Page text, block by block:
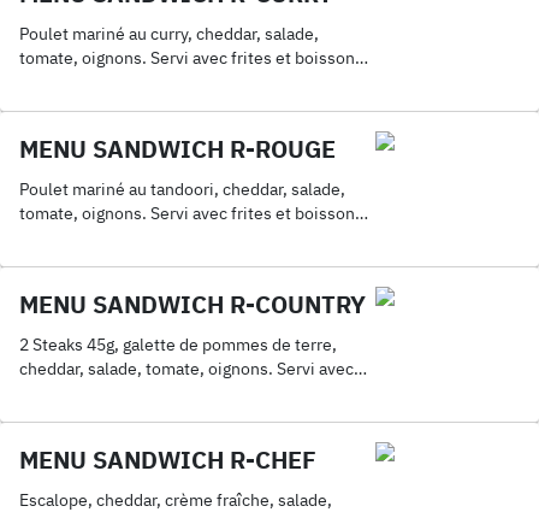
Poulet mariné au curry, cheddar, salade,
tomate, oignons. Servi avec frites et boisson
MENU SANDWICH R-ROUGE
Poulet mariné au tandoori, cheddar, salade,
tomate, oignons. Servi avec frites et boisson
MENU SANDWICH R-COUNTRY
2 Steaks 45g, galette de pommes de terre,
cheddar, salade, tomate, oignons. Servi avec
MENU SANDWICH R-CHEF
Escalope, cheddar, crème fraîche, salade,